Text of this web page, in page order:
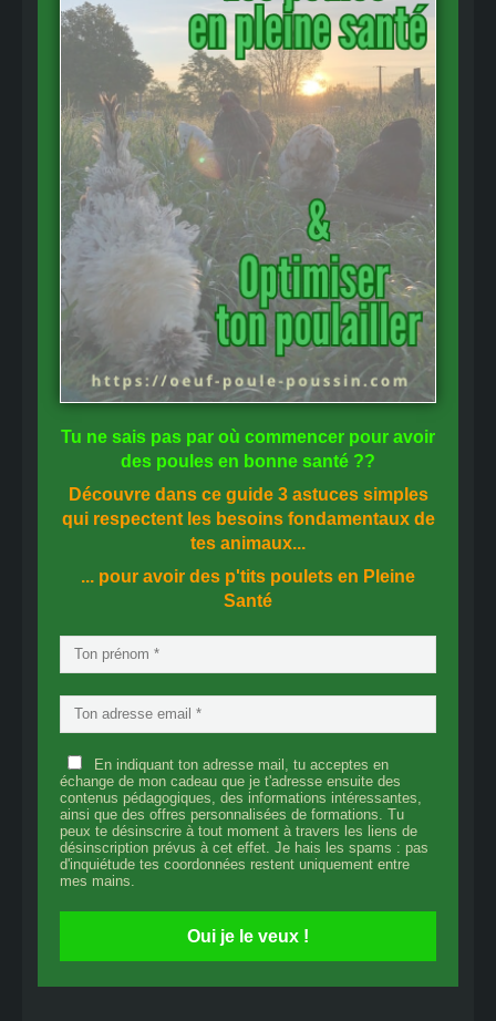
Tu ne sais pas par où commencer pour avoir
des poules en bonne santé ??
Découvre dans ce guide 3 astuces simples
qui respectent les besoins fondamentaux de
tes animaux...
... pour avoir des p'tits poulets en Pleine
Santé
En indiquant ton adresse mail, tu acceptes en
échange de mon cadeau que je t'adresse ensuite des
contenus pédagogiques, des informations intéressantes,
ainsi que des offres personnalisées de formations. Tu
peux te désinscrire à tout moment à travers les liens de
désinscription prévus à cet effet. Je hais les spams : pas
d'inquiétude tes coordonnées restent uniquement entre
mes mains.
Oui je le veux !